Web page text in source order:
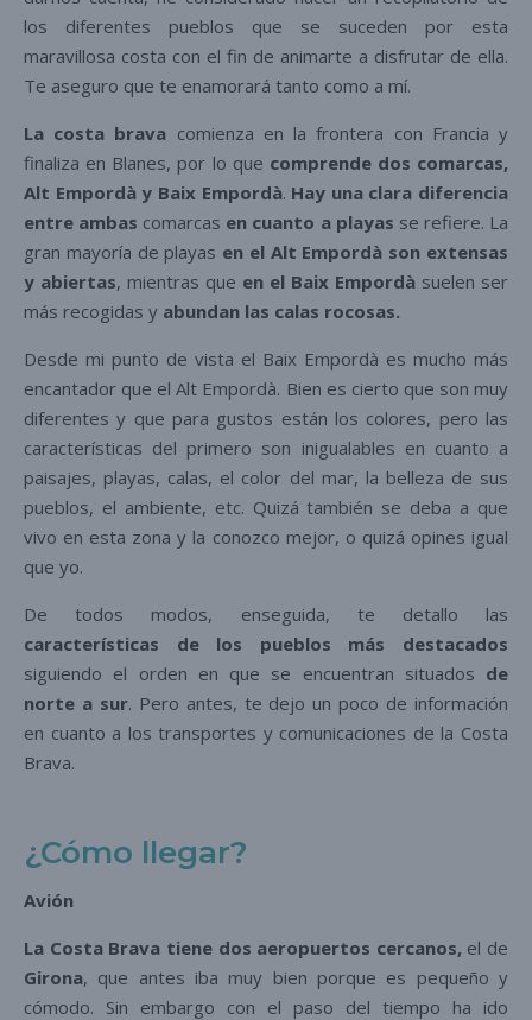
los diferentes pueblos que se suceden por esta
maravillosa costa con el fin de animarte a disfrutar de ella.
Te aseguro que te enamorará tanto como a mí.
La costa brava comienza en la frontera con Francia y
finaliza en Blanes, por lo que comprende dos comarcas,
Alt Empordà y Baix Empordà. Hay una clara diferencia
entre ambas comarcas en cuanto a playas se refiere. La
gran mayoría de playas en el Alt Empordà son extensas
y abiertas, mientras que en el Baix Empordà suelen ser
más recogidas y abundan las calas rocosas.
Desde mi punto de vista el Baix Empordà es mucho más
encantador que el Alt Empordà. Bien es cierto que son muy
diferentes y que para gustos están los colores, pero las
características del primero son inigualables en cuanto a
paisajes, playas, calas, el color del mar, la belleza de sus
pueblos, el ambiente, etc. Quizá también se deba a que
vivo en esta zona y la conozco mejor, o quizá opines igual
que yo.
De todos modos, enseguida, te detallo las
características de los pueblos más destacados
siguiendo el orden en que se encuentran situados de
norte a sur. Pero antes, te dejo un poco de información
en cuanto a los transportes y comunicaciones de la Costa
Brava.
¿Cómo llegar?
Avión
La Costa Brava tiene dos aeropuertos cercanos, el de
Girona, que antes iba muy bien porque es pequeño y
cómodo. Sin embargo con el paso del tiempo ha ido